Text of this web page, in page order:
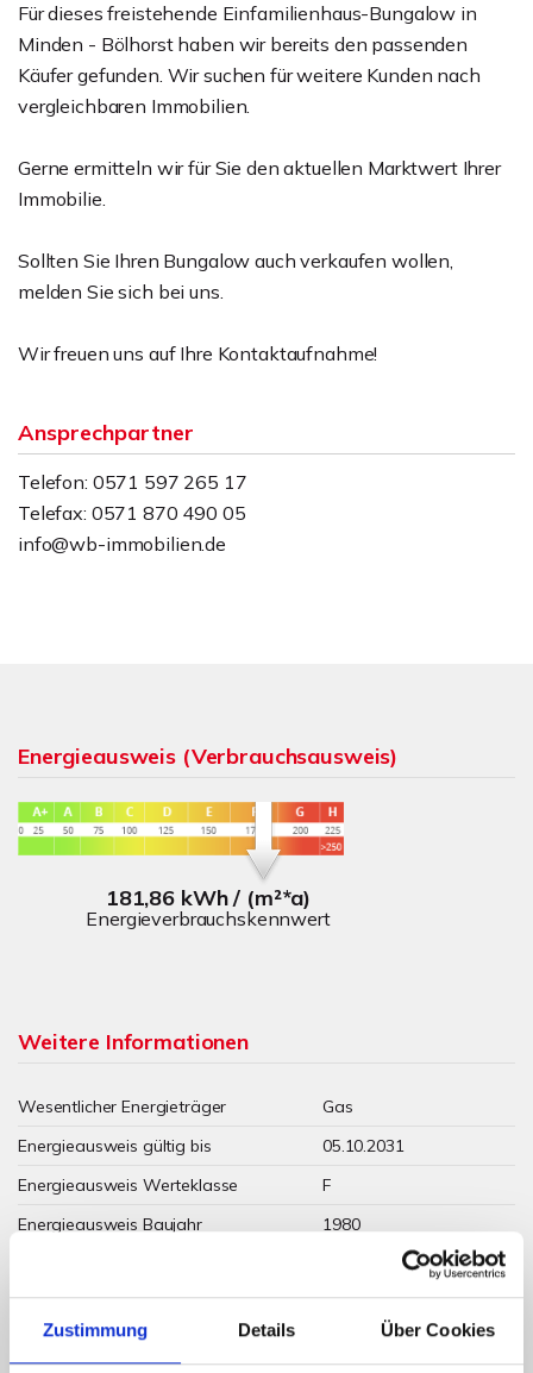
Zustimmung Details Über Cookies
Für dieses freistehende Einfamilienhaus-Bungalow in
Minden - Bölhorst haben wir bereits den passenden
Käufer gefunden. Wir suchen für weitere Kunden nach
vergleichbaren Immobilien.
Gerne ermitteln wir für Sie den aktuellen Marktwert Ihrer
Immobilie.
Sollten Sie Ihren Bungalow auch verkaufen wollen,
melden Sie sich bei uns.
Wir freuen uns auf Ihre Kontaktaufnahme!
Ansprechpartner
Telefon: 0571 597 265 17
Telefax: 0571 870 490 05
info@wb-immobilien.de
Energieausweis (Verbrauchsausweis)
181,86 kWh / (m²*a)
Energieverbrauchskennwert
Weitere Informationen
Wesentlicher Energieträger
Gas
Energieausweis gültig bis
05.10.2031
Energieausweis Werteklasse
F
Energieausweis Baujahr
1980
Wohngebäude
Heizung
Zentralheizung
Befeuerung